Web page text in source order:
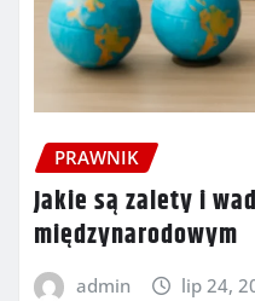
PRAWNIK
Jakie są zalety i
międzynarodowym
admin lip 24,